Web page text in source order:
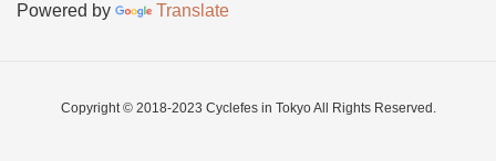
Powered by Translate
Copyright © 2018-2023 Cyclefes in Tokyo All Rights Reserved.